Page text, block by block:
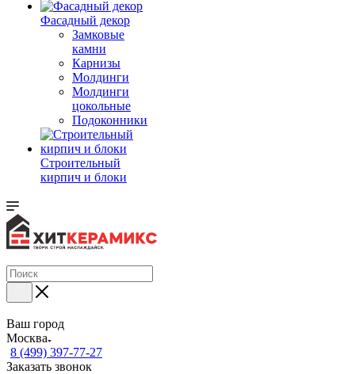
Фасадный декор
Замковые
камни
Карнизы
Молдинги
Молдинги
цокольные
Подоконники
Строительный
кирпич и блоки
Ваш город
Москва
8 (499) 397-77-27
Заказать звонок